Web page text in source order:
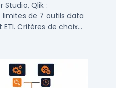
BI et
Studio, Qlik :
de 7 outils data
ETI. Critères de choix